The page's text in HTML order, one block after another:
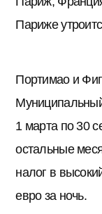
Париже
Портимао и
1 марта по 30
остальные
налог в
евро за ночь.